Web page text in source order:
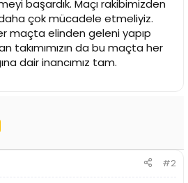
başardık. Maçı rakibimizden
çok mücadele etmeliyiz.
maçta elinden geleni yapıp
takımımızın da bu maçta her
dair inancımız tam.
#2